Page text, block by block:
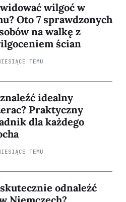
wilgoć w
Oto 7 sprawdzonych
na walkę z
ścian
TEMU
idealny
Praktyczny
dla każdego
TEMU
odnaleźć